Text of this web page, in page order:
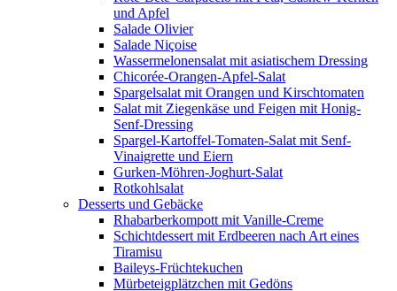
und Apfel
Salade Olivier
Salade Niçoise
Wassermelonensalat mit asiatischem Dressing
Chicorée-Orangen-Apfel-Salat
Spargelsalat mit Orangen und Kirschtomaten
Salat mit Ziegenkäse und Feigen mit Honig-
Senf-Dressing
Spargel-Kartoffel-Tomaten-Salat mit Senf-
Vinaigrette und Eiern
Gurken-Möhren-Joghurt-Salat
Rotkohlsalat
Desserts und Gebäcke
Rhabarberkompott mit Vanille-Creme
Schichtdessert mit Erdbeeren nach Art eines
Tiramisu
Baileys-Früchtekuchen
Mürbeteigplätzchen mit Gedöns